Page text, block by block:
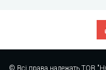
© Всі права належать ТОВ